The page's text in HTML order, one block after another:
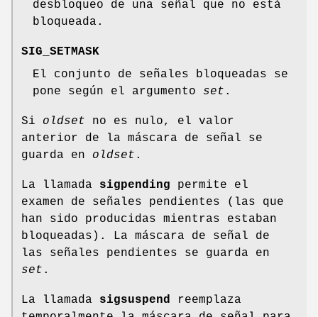
desbloqueo de una señal que no está
bloqueada.
SIG_SETMASK
El conjunto de señales bloqueadas se
pone según el argumento set .
Si oldset no es nulo, el valor
anterior de la máscara de señal se
guarda en oldset .
La llamada sigpending permite el
examen de señales pendientes (las que
han sido producidas mientras estaban
bloqueadas). La máscara de señal de
las señales pendientes se guarda en
set .
La llamada sigsuspend
reemplaza